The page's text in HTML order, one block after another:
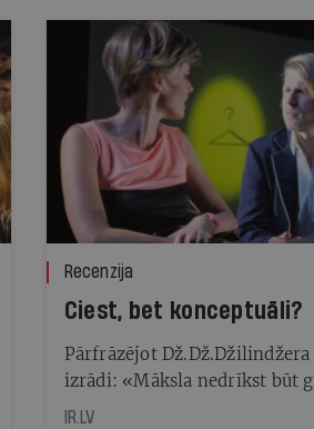
Recenzija
Ciest, bet konceptuāli?
Pārfrāzējot Dž.Dž.Džilindžera
izrādi: «Māksla nedrīkst būt
ja ir, tad garlaicībai jābūt
IR.LV